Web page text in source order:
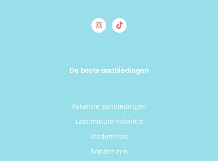
De beste aanbiedingen
Vakantie aanbiedingen
Last minute vakantie
Stedentrips
Rondreizen